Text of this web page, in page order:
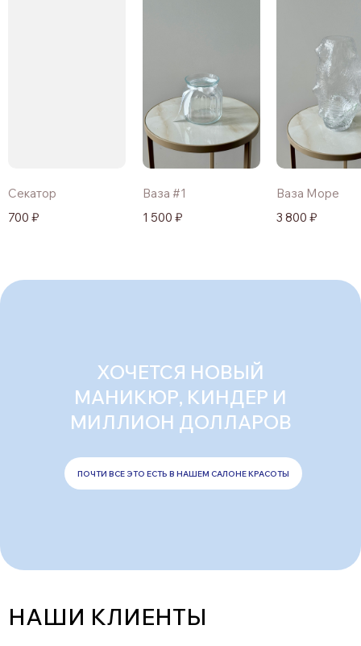
1 500 ₽
Ваза #1
3 800 ₽
Ваза Море
700 ₽
Секатор
ХОЧЕТСЯ НОВЫЙ
МАНИКЮР, КИНДЕР И
МИЛЛИОН ДОЛЛАРОВ
ПОЧТИ ВСЕ ЭТО ЕСТЬ В НАШЕМ САЛОНЕ КРАСОТЫ
НАШИ КЛИЕНТЫ